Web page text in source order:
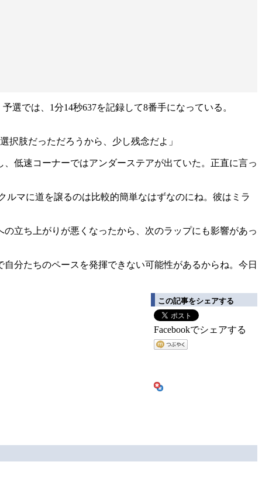
選では、1分14秒637を記録して8番手になっている。
択肢だっただろうから、少し残念だよ」
低速コーナーではアンダーステアが出ていた。正直に言っ
ルマに道を譲るのは比較的簡単なはずなのにね。彼はミラ
立ち上がりが悪くなったから、次のラップにも影響があっ
分たちのペースを発揮できない可能性があるからね。今日
この記事をシェアする
Facebookでシェアする